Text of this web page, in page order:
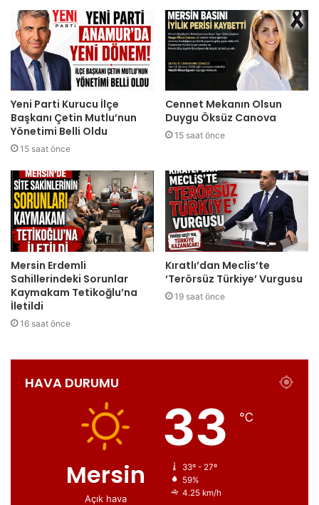
Yeni Parti Kurucu İlçe
Başkanı Çetin Mutlu’nun
Yönetimi Belli Oldu
15 saat önce
Cennet Mekanın Olsun
Duygu Öksüz Canova
15 saat önce
Mersin Erdemli
Sahillerindeki Sorunlar
Kaymakam Tetikoğlu’na
İletildi
16 saat önce
Kıratlı’dan Meclis’te
‘Terörsüz Türkiye’ Vurgusu
19 saat önce
HAVA DURUMU
Mersin
Açık hava
33 ℃
33º - 27º
59%
4.25 km/h